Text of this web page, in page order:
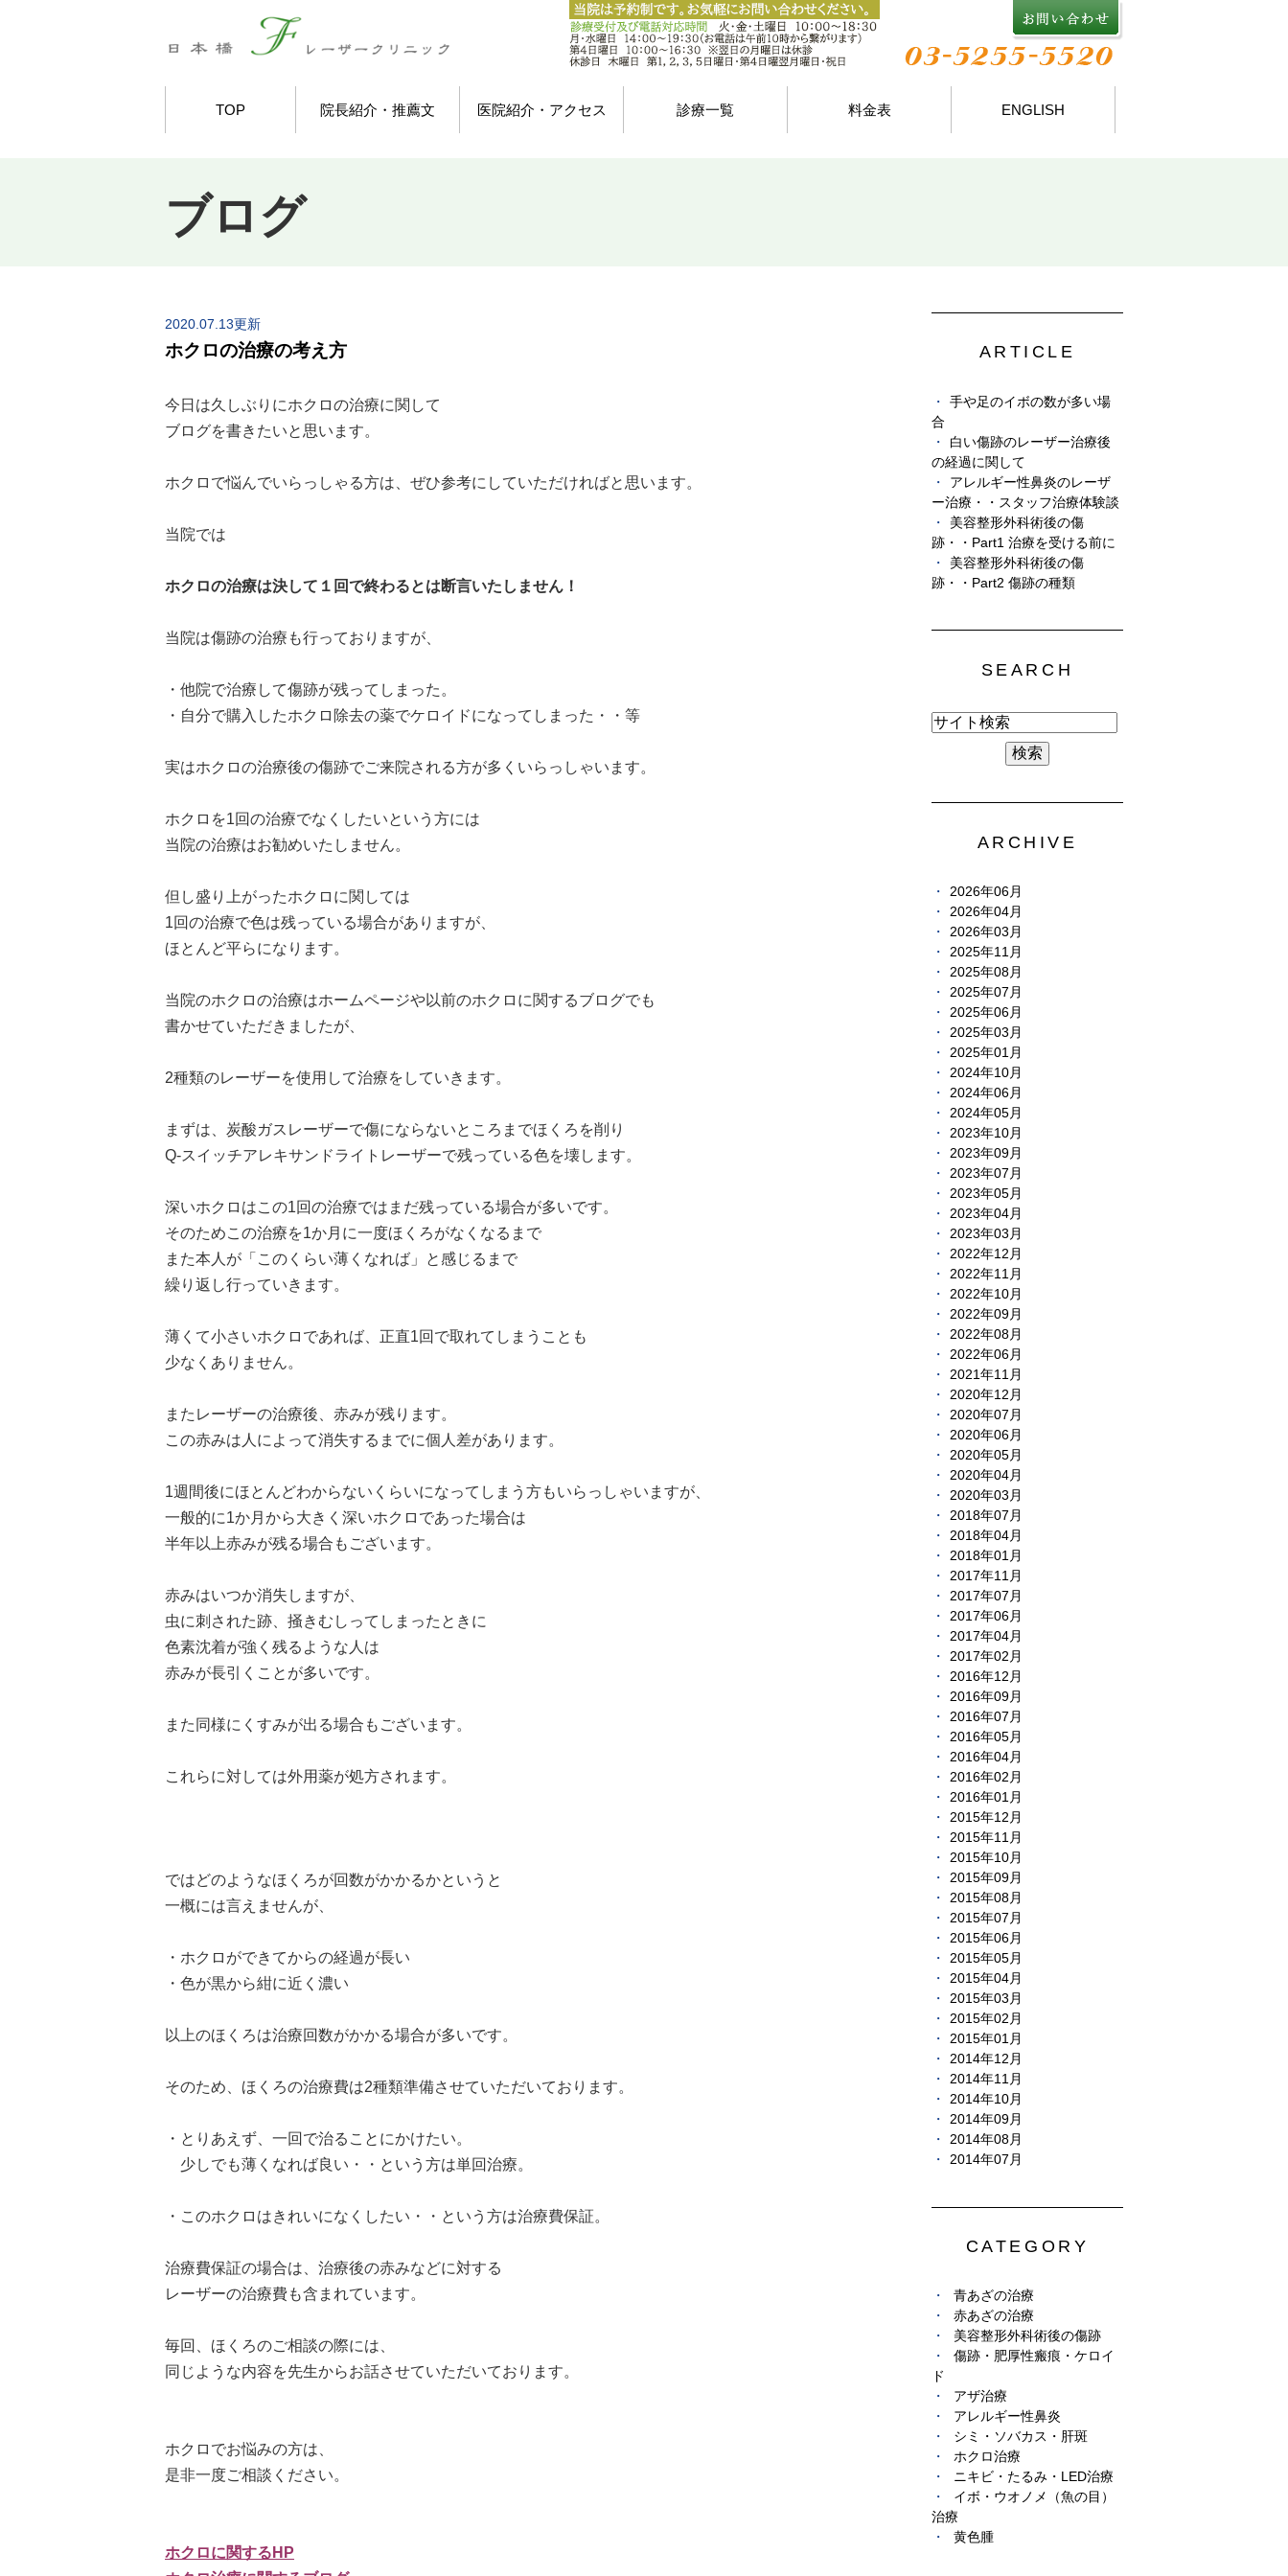
TOP 院長紹介・推薦文 医院紹介・アクセス 診療一覧 料金表 ENGLISH
ブログ
2020.07.13更新
ホクロの治療の考え方
今日は久しぶりにホクロの治療に関して
ブログを書きたいと思います。
ホクロで悩んでいらっしゃる方は、ぜひ参考にしていただければと思います。
当院では
ホクロの治療は決して１回で終わるとは断言いたしません！
当院は傷跡の治療も行っておりますが、
・他院で治療して傷跡が残ってしまった。
・自分で購入したホクロ除去の薬でケロイドになってしまった・・等
実はホクロの治療後の傷跡でご来院される方が多くいらっしゃいます。
ホクロを1回の治療でなくしたいという方には
当院の治療はお勧めいたしません。
但し盛り上がったホクロに関しては
1回の治療で色は残っている場合がありますが、
ほとんど平らになります。
当院のホクロの治療はホームページや以前のホクロに関するブログでも
書かせていただきましたが、
2種類のレーザーを使用して治療をしていきます。
まずは、炭酸ガスレーザーで傷にならないところまでほくろを削り
Q-スイッチアレキサンドライトレーザーで残っている色を壊します。
深いホクロはこの1回の治療ではまだ残っている場合が多いです。
そのためこの治療を1か月に一度ほくろがなくなるまで
また本人が「このくらい薄くなれば」と感じるまで
繰り返し行っていきます。
薄くて小さいホクロであれば、正直1回で取れてしまうことも
少なくありません。
またレーザーの治療後、赤みが残ります。
この赤みは人によって消失するまでに個人差があります。
1週間後にほとんどわからないくらいになってしまう方もいらっしゃいますが、
一般的に1か月から大きく深いホクロであった場合は
半年以上赤みが残る場合もございます。
赤みはいつか消失しますが、
虫に刺された跡、掻きむしってしまったときに
色素沈着が強く残るような人は
赤みが長引くことが多いです。
また同様にくすみが出る場合もございます。
これらに対しては外用薬が処方されます。
ではどのようなほくろが回数がかかるかというと
一概には言えませんが、
・ホクロができてからの経過が長い
・色が黒から紺に近く濃い
以上のほくろは治療回数がかかる場合が多いです。
そのため、ほくろの治療費は2種類準備させていただいております。
・とりあえず、一回で治ることにかけたい。
少しでも薄くなれば良い・・という方は単回治療。
・このホクロはきれいになくしたい・・という方は治療費保証。
治療費保証の場合は、治療後の赤みなどに対する
レーザーの治療費も含まれています。
毎回、ほくろのご相談の際には、
同じような内容を先生からお話させていただいております。
ホクロでお悩みの方は、
是非一度ご相談ください。
ホクロに関するHP
ARTICLE
手や足のイボの数が多い場
合
白い傷跡のレーザー治療後
の経過に関して
アレルギー性鼻炎のレーザ
ー治療・・スタッフ治療体験談
美容整形外科術後の傷
跡・・Part1 治療を受ける前に
美容整形外科術後の傷
跡・・Part2 傷跡の種類
SEARCH
ARCHIVE
2026年06月
2026年04月
2026年03月
2025年11月
2025年08月
2025年07月
2025年06月
2025年03月
2025年01月
2024年10月
2024年06月
2024年05月
2023年10月
2023年09月
2023年07月
2023年05月
2023年04月
2023年03月
2022年12月
2022年11月
2022年10月
2022年09月
2022年08月
2022年06月
2021年11月
2020年12月
2020年07月
2020年06月
2020年05月
2020年04月
2020年03月
2018年07月
2018年04月
2018年01月
2017年11月
2017年07月
2017年06月
2017年04月
2017年02月
2016年12月
2016年09月
2016年07月
2016年05月
2016年04月
2016年02月
2016年01月
2015年12月
2015年11月
2015年10月
2015年09月
2015年08月
2015年07月
2015年06月
2015年05月
2015年04月
2015年03月
2015年02月
2015年01月
2014年12月
2014年11月
2014年10月
2014年09月
2014年08月
2014年07月
CATEGORY
青あざの治療
赤あざの治療
美容整形外科術後の傷跡
傷跡・肥厚性瘢痕・ケロイ
ド
アザ治療
アレルギー性鼻炎
シミ・ソバカス・肝斑
ホクロ治療
ニキビ・たるみ・LED治療
イボ・ウオノメ（魚の目）
治療
黄色腫